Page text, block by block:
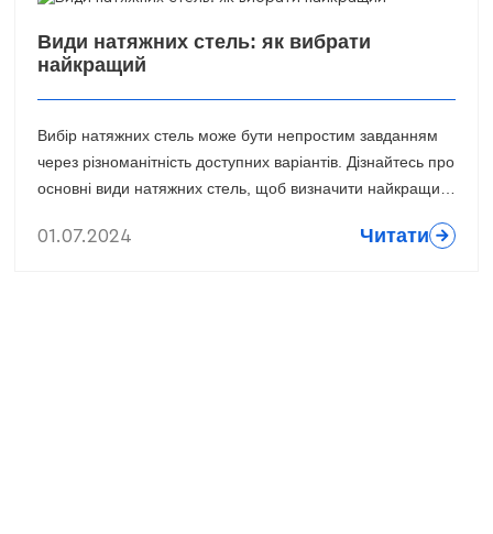
Види натяжних стель: як вибрати
найкращий
Вибір натяжних стель може бути непростим завданням
через різноманітність доступних варіантів. Дізнайтесь про
основні види натяжних стель, щоб визначити найкращий
01.07.2024 Читати